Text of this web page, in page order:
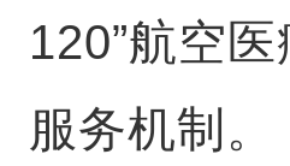
120”航空
服务机制。